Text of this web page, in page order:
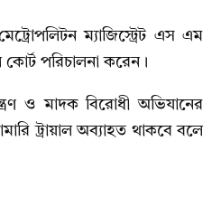
ম্যাজিস্ট্রেট এস এম
কোর্ট পরিচালনা করেন।
ও মাদক বিরোধী অভিযানের
ট্রায়াল অব্যাহত থাকবে বলে